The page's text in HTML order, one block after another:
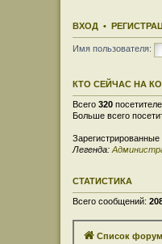
ВХОД •
Имя пользователя:
КТО СЕЙЧАС НА
Всего 320
Больше всего
Зарегистрированные
Легенда:
СТАТИСТИКА
Всего сообщений:
Список